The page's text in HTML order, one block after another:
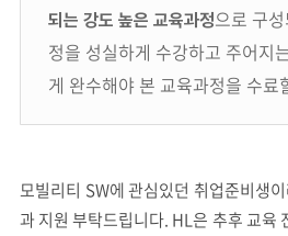
되는 강도 높은 교육과정으로 구
정을 성실하게 수강하고 주어지
게 완수해야 본 교육과정을 수료
모빌리티 SW에 관심있던 취업준비생
과 지원 부탁드립니다. HL은 추후 교육